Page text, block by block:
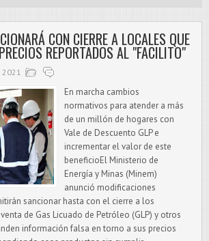
CON CIERRE A LOCALES QUE
REPORTADOS AL "FACILITO"
2021
En marcha cambios
normativos para atender a más
de un millón de hogares con
Vale de Descuento GLP e
incrementar el valor de este
beneficioEl Ministerio de
Energía y Minas (Minem)
anunció modificaciones
sancionar hasta con el cierre a los
de Gas Licuado de Petróleo (GLP) y otros
información falsa en torno a sus precios